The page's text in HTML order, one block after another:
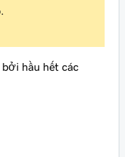
hầu hết các